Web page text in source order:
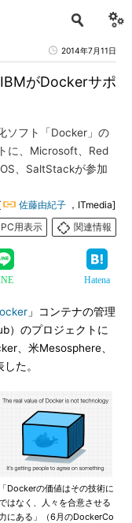
2014年7月11日
がDockerサポ
ソフト「Docker」の
に、Microsoft、Red
、SaltStackが参加
佐藤由紀子 ，ITmedia]
PC用表示
関連情報
Hatena
」コンテナの管理
）のプロジェクトに
、米Mesosphere、
た。
「Dockerの価値はその技術に
はなく、人々を合意させる
力にある」（6月のDockerCo